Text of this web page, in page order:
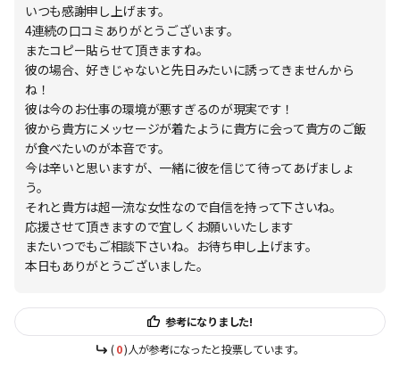
いつも感謝申し上げます。
4連続の口コミありがとうございます。
またコピー貼らせて頂きますね。
彼の場合、好きじゃないと先日みたいに誘ってきませんから
ね！
彼は今のお仕事の環境が悪すぎるのが現実です！
彼から貴方にメッセージが着たように貴方に会って貴方のご飯
が食べたいのが本音です。
今は辛いと思いますが、一緒に彼を信じて待ってあげましょ
う。
それと貴方は超一流な女性なので自信を持って下さいね。
応援させて頂きますので宜しくお願いいたします
またいつでもご相談下さいね。お待ち申し上げます。
本日もありがとうございました。
参考になりました!
(0)人が参考になったと投票しています。